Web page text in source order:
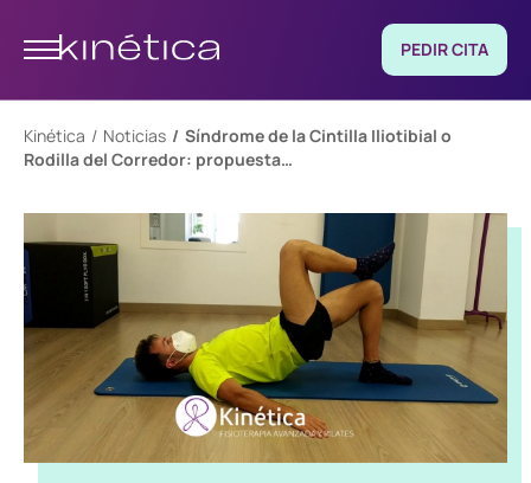
PEDIR CITA
Kinética Noticias
Síndrome de la Cintilla Iliotibial o
Rodilla del Corredor: propuesta…